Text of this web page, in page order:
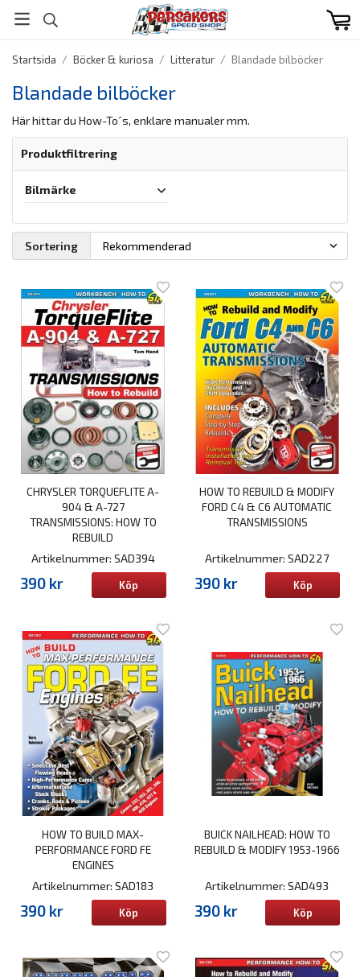
Startsida / Böcker & kuriosa / Litteratur / Blandade bilböcker
Blandade bilböcker
Här hittar du How-To´s, enklare manualer mm.
Produktfiltrering
Bilmärke
Sortering
CHRYSLER TORQUEFLITE A-
904 & A-727
TRANSMISSIONS: HOW TO
REBUILD
Artikelnummer: SAD394
390 kr Köp
HOW TO REBUILD & MODIFY
FORD C4 & C6 AUTOMATIC
TRANSMISSIONS
Artikelnummer: SAD227
390 kr Köp
HOW TO BUILD MAX-
PERFORMANCE FORD FE
ENGINES
Artikelnummer: SAD183
390 kr Köp
BUICK NAILHEAD: HOW TO
REBUILD & MODIFY 1953-1966
Artikelnummer: SAD493
390 kr Köp